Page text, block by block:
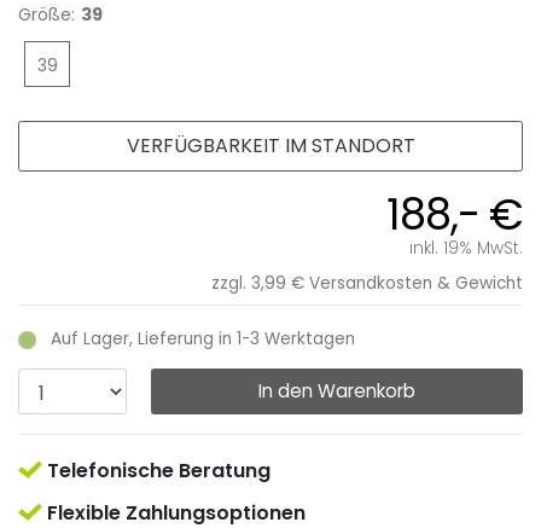
Größe: 39
39
188,- €
inkl. 19% MwSt.
zzgl. 3,99 € Versandkosten & Gewicht
Auf Lager, Lieferung in 1-3 Werktagen
In den Warenkorb
VERFÜGBARKEIT IM STANDORT
Telefonische Beratung
Flexible Zahlungsoptionen